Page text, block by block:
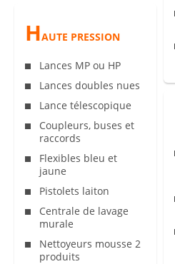
HAUTE PRESSION
Lances MP ou HP
Lances doubles nues
Lance télescopique
Coupleurs, buses et
raccords
Flexibles bleu et
jaune
Pistolets laiton
Centrale de lavage
murale
Nettoyeurs mousse 2
produits